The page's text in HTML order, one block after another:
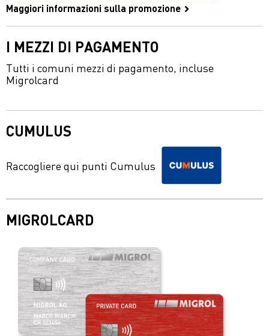
Maggiori informazioni sulla promozione
I MEZZI DI PAGAMENTO
Tutti i comuni mezzi di pagamento, incluse
Migrolcard
CUMULUS
Raccogliere qui punti Cumulus
MIGROLCARD